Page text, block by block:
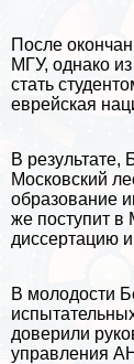
После
МГУ, однако
стать
еврейская
В результате,
Московский
образование
же поступит в
диссертацию
В молодости
доверили
управления АН